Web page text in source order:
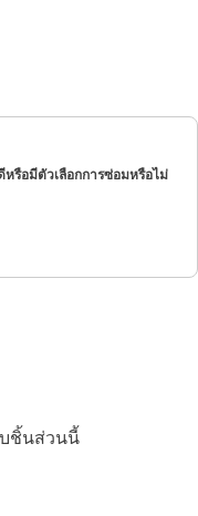
หรือมีตัวเลือกการซ่อมหรือไม่
บชิ้นส่วนนี้